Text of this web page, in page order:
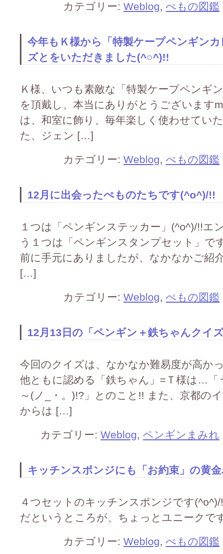
カテゴリー: Weblog, ぺもの図鑑
今年もＫ様から「特製ケープペンギン
ズとをいただきました(^○^)!!
Ｋ様、いつも素敵な「特製ケープペンギ
を頂戴し、本当にありがとうございます
は、和室に飾り、毎年楽しく使わせてい
た、ジェン […]
カテゴリー: Weblog, ぺもの図鑑
12月に出会ったぺものたちです(^o^)/!!
１つは「ペンギンステッカー」(^o^)/!!エ
う１つは「ペンギンスタンプセット」で
前に手元にありましたが、なかなかご紹
[…]
カテゴリー: Weblog, ぺもの図鑑
12月13日の「ペンギン＋鉄ちゃんクイ
今回のクイズは、なかなか難易度が高か
他ともに認める「鉄ちゃん」=Ｔ様は…
～(ノ_・。)!?」とのこと!! また、京都の
からは […]
カテゴリー: Weblog, ペンギンまみれ
キッチンスポンジにも「お約束」の黄
４つセットのキッチンスポンジです
だというところが、ちょっとユニークで
カテゴリー: Weblog, ぺもの図鑑